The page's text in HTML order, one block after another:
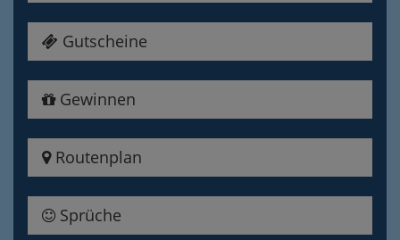
Gutscheine
Gewinnen
Routenplan
Sprüche